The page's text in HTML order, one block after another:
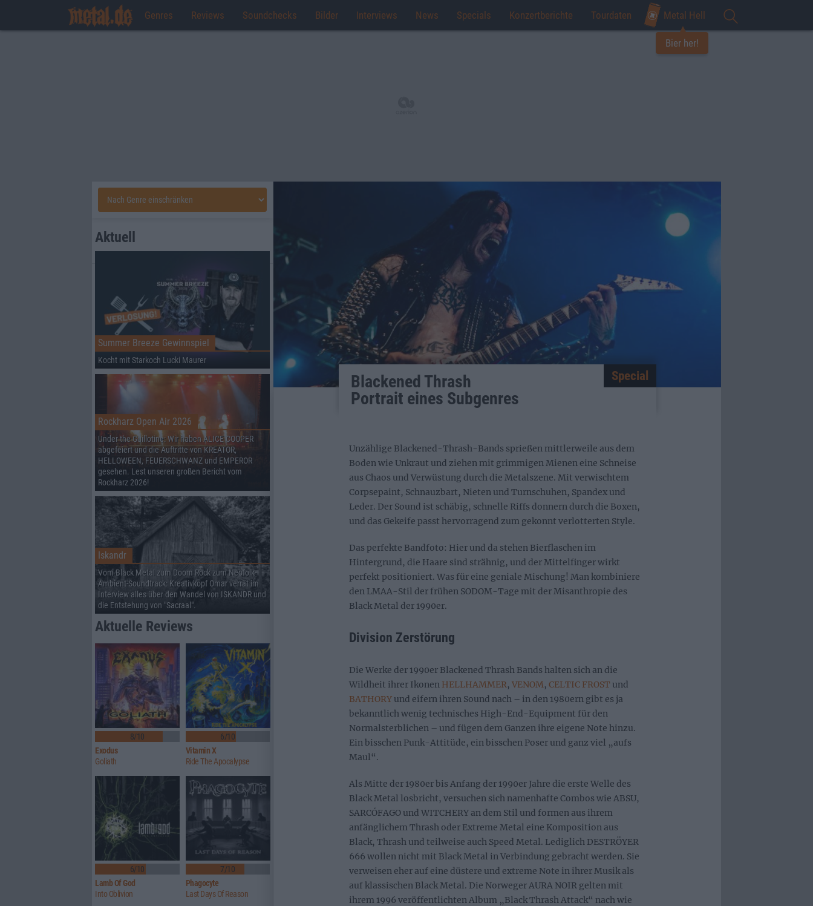
Genres Reviews Soundchecks Bilder Interviews News Specials Konzertberichte Tourdaten Metal Hell
Bier her!
Blackened Thrash
Portrait eines Subgenres
Special
Unzählige Blackened-Thrash-Bands sprießen mittlerweile aus dem
Boden wie Unkraut und ziehen mit grimmigen Mienen eine Schneise
aus Chaos und Verwüstung durch die Metalszene. Mit verwischtem
Corpsepaint, Schnauzbart, Nieten und Turnschuhen, Spandex und
Leder. Der Sound ist schäbig, schnelle Riffs donnern durch die Boxen,
und das Gekeife passt hervorragend zum gekonnt verlotterten Style.
Das perfekte Bandfoto: Hier und da stehen Bierflaschen im
Hintergrund, die Haare sind strähnig, und der Mittelfinger wirkt
perfekt positioniert. Was für eine geniale Mischung! Man kombiniere
den LMAA-Stil der frühen SODOM-Tage mit der Misanthropie des
Black Metal der 1990er.
Division Zerstörung
Die Werke der 1990er Blackened Thrash Bands halten sich an die
Wildheit ihrer Ikonen HELLHAMMER, VENOM, CELTIC FROST und
BATHORY und eifern ihren Sound nach – in den 1980ern gibt es ja
bekanntlich wenig technisches High-End-Equipment für den
Normalsterblichen – und fügen dem Ganzen ihre eigene Note hinzu.
Ein bisschen Punk-Attitüde, ein bisschen Poser und ganz viel „aufs
Maul“.
Als Mitte der 1980er bis Anfang der 1990er Jahre die erste Welle des
Black Metal losbricht, versuchen sich namenhafte Combos wie ABSU,
SARCÓFAGO und WITCHERY an dem Stil und formen aus ihrem
anfänglichem Thrash oder Extreme Metal eine Komposition aus
Black, Thrash und teilweise auch Speed Metal. Lediglich DESTRÖYER
666 wollen nicht mit Black Metal in Verbindung gebracht werden. Sie
verweisen eher auf eine düstere und extreme Note in ihrer Musik als
auf klassischen Black Metal. Die Norweger AURA NOIR gelten mit
ihrem 1996 veröffentlichten Album „Black Thrash Attack“ nach wie
Aktuell
Summer Breeze Gewinnspiel
Kocht mit Starkoch Lucki Maurer
Rockharz Open Air 2026
Under the Guillotine: Wir haben ALICE COOPER
abgefeiert und die Auftritte von KREATOR,
HELLOWEEN, FEUERSCHWANZ und EMPEROR
gesehen. Lest unseren großen Bericht vom
Rockharz 2026!
Iskandr
Vom Black Metal zum Doom Rock zum Neofolk-
Ambient-Soundtrack: Kreativkopf Omar verrät im
Interview alles über den Wandel von ISKANDR und
die Entstehung von "Sacraal".
Aktuelle Reviews
8/10
Exodus
Goliath
6/10
Vitamin X
Ride The Apocalypse
6/10
Lamb Of God
Into Oblivion
7/10
Phagocyte
Last Days Of Reason